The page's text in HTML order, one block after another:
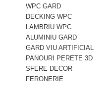
WPC GARD
DECKING WPC
LAMBRIU WPC
ALUMINIU GARD
GARD VIU ARTIFICIAL
PANOURI PERETE 3D
SFERE DECOR
FERONERIE